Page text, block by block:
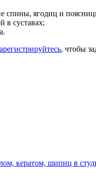
спины, ягодиц и
в суставах;
, чтобы
кератом, шипиц в